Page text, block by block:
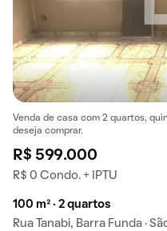
Venda de casa com 2 quartos,
deseja comprar.
R$ 599.000
R$ 0 Condo. + IPTU
100 m² · 2 quartos
Rua Tanabi, Barra Funda ·